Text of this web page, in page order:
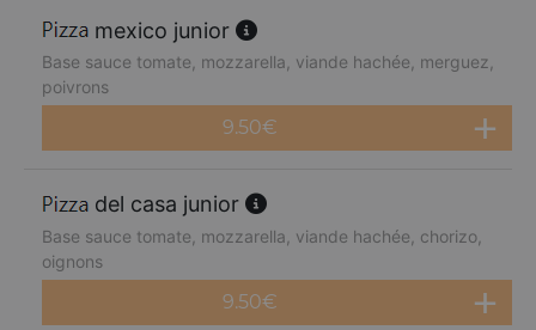
mexico junior
Base sauce tomate, mozzarella, viande hachée, merguez,
poivrons
9.50€
del casa junior
Base sauce tomate, mozzarella, viande hachée, chorizo,
oignons
9.50€